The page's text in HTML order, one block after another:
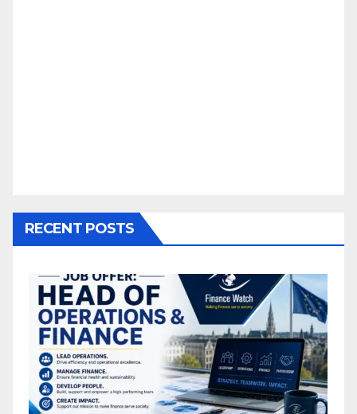
RECENT POSTS